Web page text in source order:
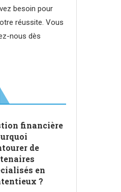
besoin pour
réussite. Vous
nous dès
financière
de
en
?